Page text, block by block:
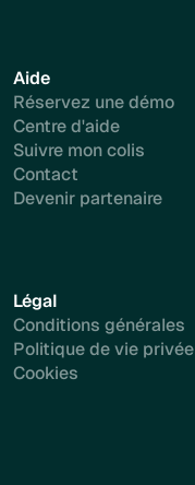
Aide
Réservez une démo
Centre d'aide
Suivre mon colis
Contact
Devenir partenaire
Légal
Conditions générales
Politique de vie privée
Cookies